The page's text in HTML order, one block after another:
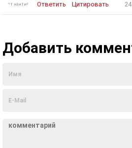
Ответить
Цитировать
Добавить